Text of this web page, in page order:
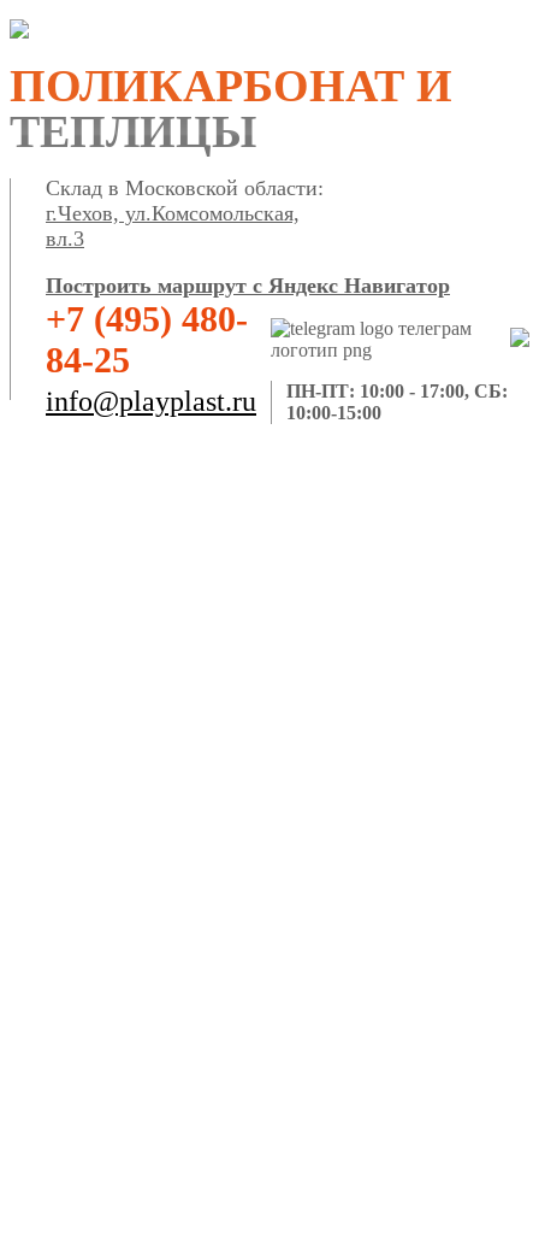
ПОЛИКАРБОНАТ И
ТЕПЛИЦЫ
Склад в Московской области:
г.Чехов, ул.Комсомольская,
вл.3
Построить маршрут с Яндекс Навигатор
+7 (495) 480-
84-25
info@playplast.ru
ПН-ПТ: 10:00 - 17:00, СБ:
10:00-15:00